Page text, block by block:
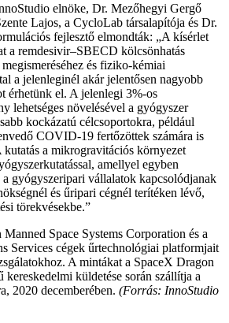
elnöke, Dr. Mezőhegyi Gergő
Lajos, a CycloLab társalapítója és Dr.
fejlesztő elmondták: „A kísérlet
a remdesivir–SBECD kölcsönhatás
és fiziko-kémiai
a jelenleginél akár jelentősen nagyobb
érhetünk el. A jelenlegi 3%-os
lehetséges növelésével a gyógyszer
kockázatú célcsoportokra, például
COVID-19 fertőzöttek számára is
a mikrogravitációs környezet
amellyel egyben
gyógyszeripari vállalatok kapcsolódjanak
és űripari cégnél terítéken lévő,
törekvésekbe.”
Space Systems Corporation és a
Services cégek űrtechnológiai platformjait
A mintákat a SpaceX Dragon
küldetése során szállítja a
2020 decemberében. (Forrás: InnoStudio